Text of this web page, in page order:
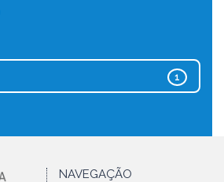
1
NAVEGAÇÃO